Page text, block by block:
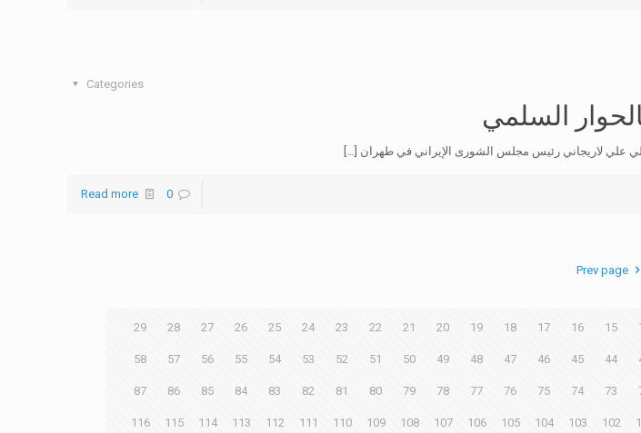
Categories
السلمي
علي لاريجاني رئيس مجلس الشورى الإيراني في طهران […]
0
Read more
Prev page
15
16
17
18
19
20
21
22
23
24
25
26
27
28
29
44
45
46
47
48
49
50
51
52
53
54
55
56
57
58
73
74
75
76
77
78
79
80
81
82
83
84
85
86
87
102
103
104
105
106
107
108
109
110
111
112
113
114
115
116